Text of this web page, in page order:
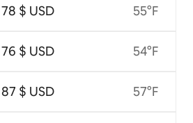
78 $ USD
76 $ USD
87 $ USD
55°F
54°F
57°F